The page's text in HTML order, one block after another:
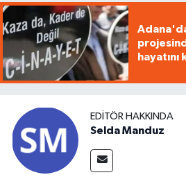
EDITÖR HAKKINDA
Selda Manduz